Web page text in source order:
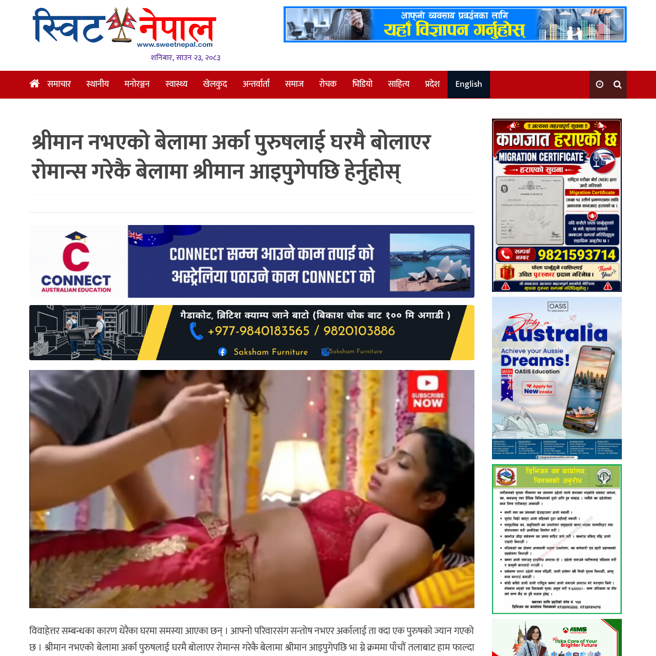
मनोरञ्जन
स्वास्थ्य
अन्तर्वार्ता
रोचक
शनिबार, साउन २३, २०८३
समाचार स्थानीय मनोरञ्जन स्वास्थ्य खेलकुद अन्तर्वार्ता समाज रोचक भिडियो साहित्य प्रदेश English
श्रीमान नभएको बेलामा अर्का पुरुषलाई घरमै बोलाएर
रोमान्स गरेकै बेलामा श्रीमान आइपुगेपछि हेर्नुहोस्
विवाहेत्तर सम्बन्धका कारण धेरैका घरमा समस्या आएका छन् । आफ्नो परिवारसंग सन्तोष नभएर अर्कालाई ता क्दा एक पुरुषको ज्यान गएको
छ । श्रीमान नभएको बेलामा अर्का पुरुषलाई घरमै बोलाएर रोमान्स गरेकै बेलामा श्रीमान आइपुगेपछि भा ग्ने क्रममा पाँचौं तलाबाट हाम फाल्दा